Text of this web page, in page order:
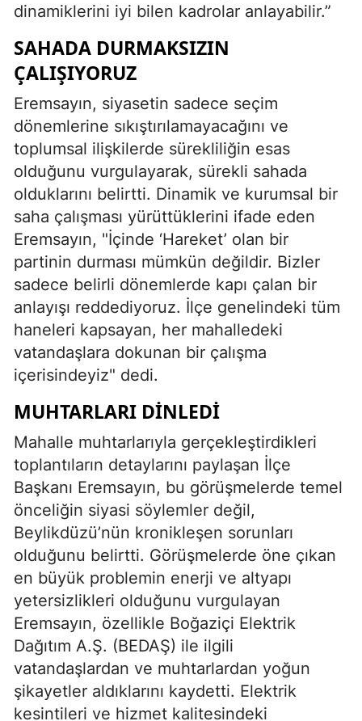
dinamiklerini iyi bilen kadrolar anlayabilir.”
SAHADA DURMAKSIZIN
ÇALIŞIYORUZ
Eremsayın, siyasetin sadece seçim
dönemlerine sıkıştırılamayacağını ve
toplumsal ilişkilerde sürekliliğin esas
olduğunu vurgulayarak, sürekli sahada
olduklarını belirtti. Dinamik ve kurumsal bir
saha çalışması yürüttüklerini ifade eden
Eremsayın, "İçinde ‘Hareket’ olan bir
partinin durması mümkün değildir. Bizler
sadece belirli dönemlerde kapı çalan bir
anlayışı reddediyoruz. İlçe genelindeki tüm
haneleri kapsayan, her mahalledeki
vatandaşlara dokunan bir çalışma
içerisindeyiz" dedi.
MUHTARLARI DINLEDI
Mahalle muhtarlarıyla gerçekleştirdikleri
toplantıların detaylarını paylaşan İlçe
Başkanı Eremsayın, bu görüşmelerde temel
önceliğin siyasi söylemler değil,
Beylikdüzü’nün kronikleşen sorunları
olduğunu belirtti. Görüşmelerde öne çıkan
en büyük problemin enerji ve altyapı
yetersizlikleri olduğunu vurgulayan
Eremsayın, özellikle Boğaziçi Elektrik
Dağıtım A.Ş. (BEDAŞ) ile ilgili
vatandaşlardan ve muhtarlardan yoğun
şikayetler aldıklarını kaydetti. Elektrik
kesintileri ve hizmet kalitesindeki